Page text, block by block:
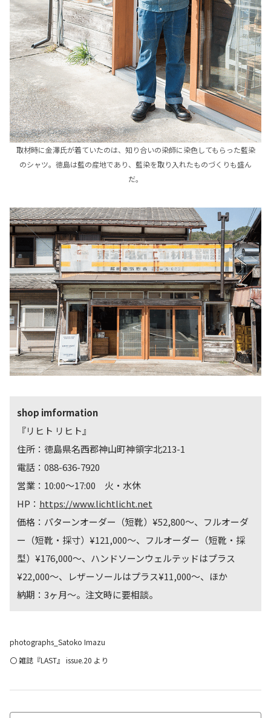
取材時に金澤氏が着ていたのは、知り合いの染師に染色してもらった藍染
のシャツ。徳島は藍の産地であり、藍染を取り入れたものづくりも盛ん
だ。
shop imformation
『リヒト リヒト』
住所：徳島県名西郡神山町神領字北213-1
電話：088-636-7920
営業：10:00～17:00 火・水休
HP： https://www.lichtlicht.net
価格：パターンオーダー（短靴）¥52,800～、フルオーダ
ー（短靴・採寸）¥121,000～、フルオーダー（短靴・採
型）¥176,000～、ハンドソーンウェルテッドはプラス
¥22,000～、レザーソールはプラス¥11,000～、ほか
納期：3ヶ月～。注文時に要相談。
photographs_Satoko Imazu
〇 雑誌『LAST』 issue.20 より